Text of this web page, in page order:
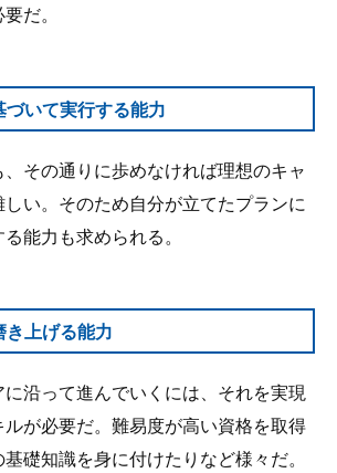
だ。
づいて実行する能力
その通りに歩めなければ理想のキャ
い。そのため自分が立てたプランに
能力も求められる。
き上げる能力
沿って進んでいくには、それを実現
が必要だ。難易度が高い資格を取得
礎知識を身に付けたりなど様々だ。